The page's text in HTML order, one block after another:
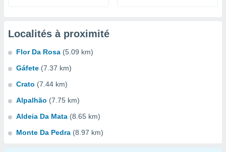
Localités à proximité
Flor Da Rosa (5.09 km)
Gáfete (7.37 km)
Crato (7.44 km)
Alpalhão (7.75 km)
Aldeia Da Mata (8.65 km)
Monte Da Pedra (8.97 km)